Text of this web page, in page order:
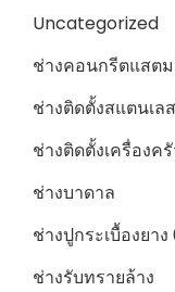
Uncategorized
ช่างคอนกรีตแสต
ช่างติดตั้งสแตนเล
ช่างติดตั้งเครื่องค
ช่างบาดาล
ช่างปูกระเบื้องยา
ช่างรับทรายล้าง